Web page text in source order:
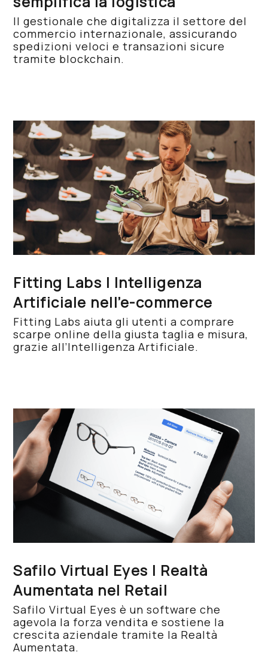
Il gestionale che digitalizza il settore del
commercio internazionale, assicurando
spedizioni veloci e transazioni sicure
tramite blockchain.
Fitting Labs | Intelligenza
Artificiale nell’e-commerce
Fitting Labs aiuta gli utenti a comprare
scarpe online della giusta taglia e misura,
grazie all’Intelligenza Artificiale.
Safilo Virtual Eyes | Realtà
Aumentata nel Retail
Safilo Virtual Eyes è un software che
agevola la forza vendita e sostiene la
crescita aziendale tramite la Realtà
Aumentata.